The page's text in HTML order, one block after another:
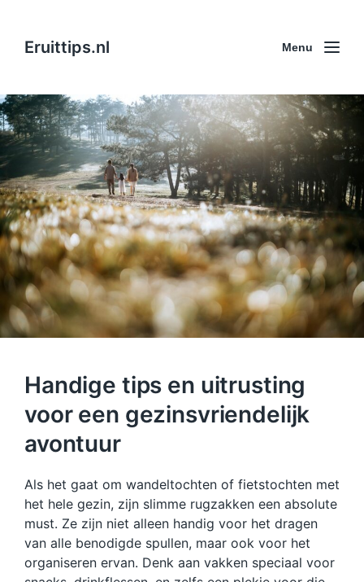
Eruittips.nl Menu
Handige tips en uitrusting
voor een gezinsvriendelijk
avontuur
Als het gaat om wandeltochten of fietstochten met
het hele gezin, zijn slimme rugzakken een absolute
must. Ze zijn niet alleen handig voor het dragen
van alle benodigde spullen, maar ook voor het
organiseren ervan. Denk aan vakken speciaal voor